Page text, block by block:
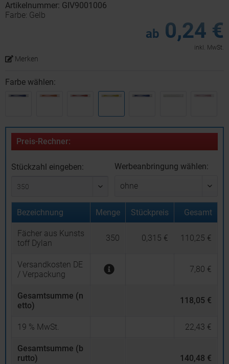
Artikelnummer: GIV9001006
Farbe: Gelb
ab 0,24 €
inkl. MwSt.
Merken
Farbe wählen:
Preis-Rechner:
Stückzahl eingeben: Werbeanbringung wählen:
Bezeichnung Menge Stückpreis Gesamt
Fächer aus Kunsts
toff Dylan
350 0,315 € 110,25 €
Versandkosten DE
/ Verpackung
7,80 €
Gesamtsumme (n
etto)
118,05 €
19 % MwSt. 22,43 €
Gesamtsumme (b
rutto)
140,48 €